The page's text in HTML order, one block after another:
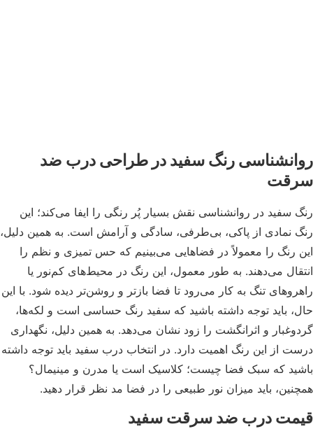
رنگ سفید در طراحی درب ضد
سفید در روانشناسی نقش بسیار پُر رنگی را ایفا می‌کند؛ این
نمادی از پاکی، بی‌طرفی، سادگی و آرامش است. به همین دلیل،
رنگ را معمولاً در فضاهایی می‌بینیم که حس تمیزی و نظم را
می‌دهند. به طور معمول، این رنگ در محیط‌های کم‌نور یا
تنگ به کار می‌رود تا فضا بازتر و روشن‌تر دیده شود. با این
باید توجه داشته باشید که سفید رنگ حساسی است و لکه‌ها،
و اثرانگشت را زود نشان می‌دهد. به همین دلیل، نگهداری
از این رنگ اهمیت دارد. در انتخاب درب سفید باید توجه داشته
که سبک فضا چیست؛ کلاسیک است یا مدرن و مینیمال؟
باید میزان نور طبیعی را در فضا مد نظر قرار دهید.
درب ضد سرقت سفید